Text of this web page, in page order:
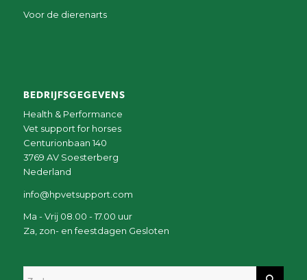
Voor de dierenarts
BEDRIJFSGEGEVENS
Health & Performance
Vet support for horses
Centurionbaan 140
3769 AV Soesterberg
Nederland
info@hpvetsupport.com
Ma - Vrij 08.00 - 17.00 uur
Za, zon- en feestdagen Gesloten